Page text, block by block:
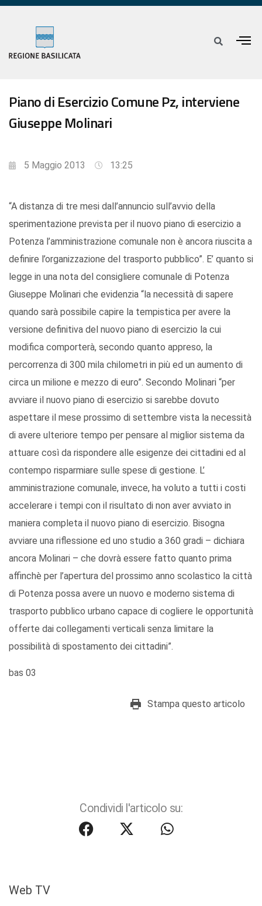
Piano di Esercizio Comune Pz, interviene
Giuseppe Molinari
5 Maggio 2013 13:25
“A distanza di tre mesi dall’annuncio sull’avvio della
sperimentazione prevista per il nuovo piano di esercizio a
Potenza l’amministrazione comunale non è ancora riuscita a
definire l’organizzazione del trasporto pubblico”. E’ quanto si
legge in una nota del consigliere comunale di Potenza
Giuseppe Molinari che evidenzia “la necessità di sapere
quando sarà possibile capire la tempistica per avere la
versione definitiva del nuovo piano di esercizio la cui
modifica comporterà, secondo quanto appreso, la
percorrenza di 300 mila chilometri in più ed un aumento di
circa un milione e mezzo di euro”. Secondo Molinari “per
avviare il nuovo piano di esercizio si sarebbe dovuto
aspettare il mese prossimo di settembre vista la necessità
di avere ulteriore tempo per pensare al miglior sistema da
attuare così da rispondere alle esigenze dei cittadini ed al
contempo risparmiare sulle spese di gestione. L’
amministrazione comunale, invece, ha voluto a tutti i costi
accelerare i tempi con il risultato di non aver avviato in
maniera completa il nuovo piano di esercizio. Bisogna
avviare una riflessione ed uno studio a 360 gradi – dichiara
ancora Molinari – che dovrà essere fatto quanto prima
affinchè per l’apertura del prossimo anno scolastico la città
di Potenza possa avere un nuovo e moderno sistema di
trasporto pubblico urbano capace di cogliere le opportunità
offerte dai collegamenti verticali senza limitare la
possibilità di spostamento dei cittadini”.
bas 03
Stampa questo articolo
Condividi l'articolo su:
Web TV